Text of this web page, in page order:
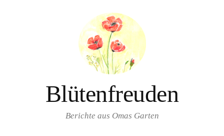
Blütenfreuden
Berichte aus Omas Garten